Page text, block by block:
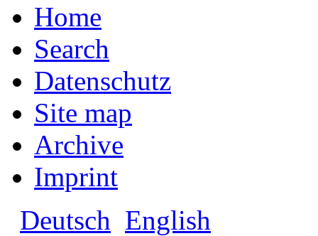
Home
Search
Datenschutz
Site map
Archive
Imprint
Deutsch English